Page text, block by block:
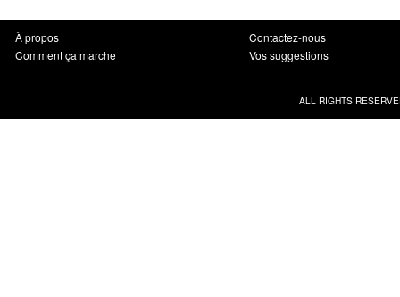
À propos
Comment ça marche
Contactez-nous
Vos suggestions
ALL RIGHTS